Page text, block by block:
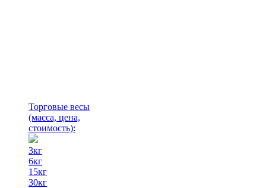
Торговые весы
(масса, цена,
стоимость):
3кг
6кг
15кг
30кг